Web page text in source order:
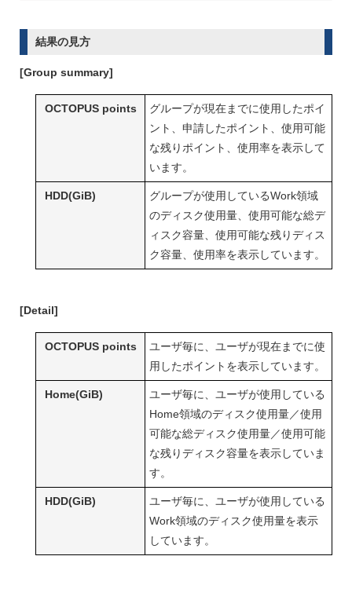
結果の見方
[Group summary]
OCTOPUS points
グループが現在までに使用したポイ
ント、申請したポイント、使用可能
な残りポイント、使用率を表示して
います。
HDD(GiB)
グループが使用しているWork領域
のディスク使用量、使用可能な総デ
ィスク容量、使用可能な残りディス
ク容量、使用率を表示しています。
[Detail]
OCTOPUS points
ユーザ毎に、ユーザが現在までに使
用したポイントを表示しています。
Home(GiB)
ユーザ毎に、ユーザが使用している
Home領域のディスク使用量／使用
可能な総ディスク使用量／使用可能
な残りディスク容量を表示していま
す。
HDD(GiB)
ユーザ毎に、ユーザが使用している
Work領域のディスク使用量を表示
しています。